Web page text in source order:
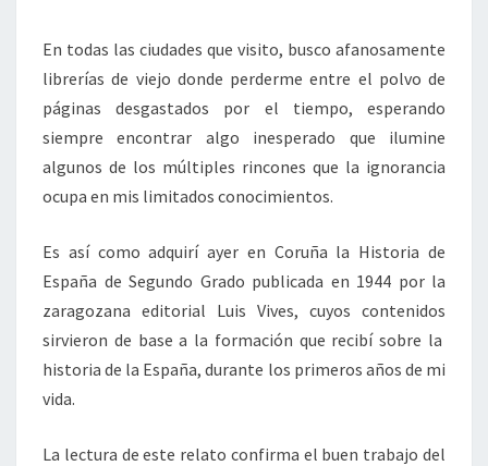
En todas las ciudades que visito, busco afanosamente
librerías de viejo donde perderme entre el polvo de
páginas desgastados por el tiempo, esperando
siempre encontrar algo inesperado que ilumine
algunos de los múltiples rincones que la ignorancia
ocupa en mis limitados conocimientos.
Es así como adquirí ayer en Coruña la Historia de
España de Segundo Grado publicada en 1944 por la
zaragozana editorial Luis Vives, cuyos contenidos
sirvieron de base a la formación que recibí sobre la
historia de la España, durante los primeros años de mi
vida.
La lectura de este relato confirma el buen trabajo del